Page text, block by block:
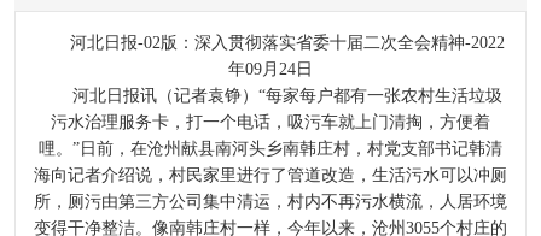
河北日报-02版：深入贯彻落实省委十届二次全会精神-2022
年09月24日
河北日报讯（记者袁铮）“每家每户都有一张农村生活垃圾
污水治理服务卡，打一个电话，吸污车就上门清掏，方便着
哩。”日前，在沧州献县南河头乡南韩庄村，村党支部书记韩清
海向记者介绍说，村民家里进行了管道改造，生活污水可以冲厕
所，厕污由第三方公司集中清运，村内不再污水横流，人居环境
变得干净整洁。像南韩庄村一样，今年以来，沧州3055个村庄的